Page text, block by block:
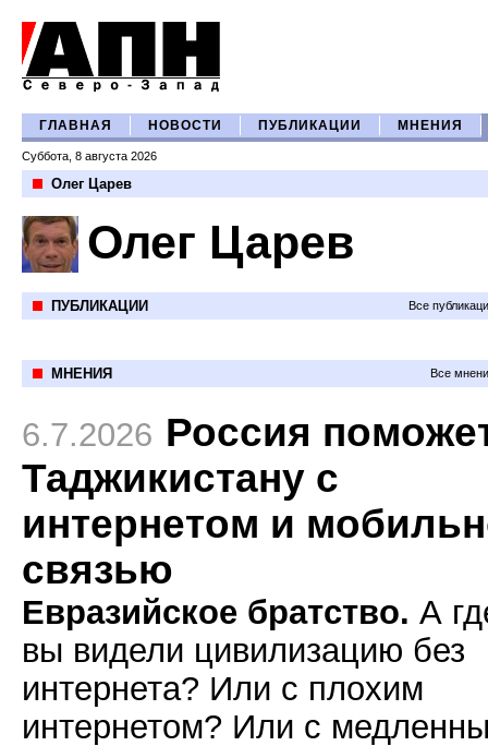
ГЛАВНАЯ НОВОСТИ ПУБЛИКАЦИИ МНЕНИЯ
Суббота, 8 августа 2026
Олег Царев
Олег Царев
ПУБЛИКАЦИИ Все
МНЕНИЯ Все
6.7.2026 Россия
Таджикистану с
интернетом и
связью
Евразийское братство. А
вы видели цивилизацию без
интернета? Или с плохим
интернетом? Или с